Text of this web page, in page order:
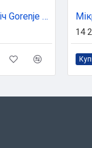
Мікрохвильова піч Gorenje BMI251SG3BG
14